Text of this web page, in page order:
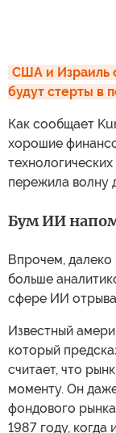
США и Израиль
будут стерты в
Как сообщает
хорошие
пережила волну
Бум ИИ
Впрочем, далеко
больше
сфере ИИ
Известный
который
считает, что
моменту. Он
фондового
1987 году,